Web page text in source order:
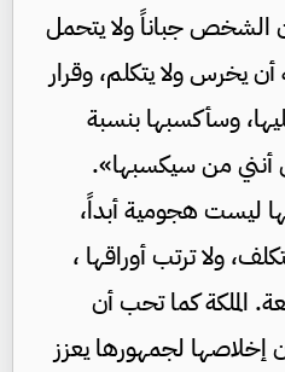
الشخص جباناً ولا يتحمل
يخرس ولا يتكلم، وقرار
وسأكسبها بنسبة
أنني من سيكسبها».
ليست هجومية أبداً،
ولا ترتب أوراقها ،
الملكة كما تحب أن
إخلاصها لجمهورها يعزز